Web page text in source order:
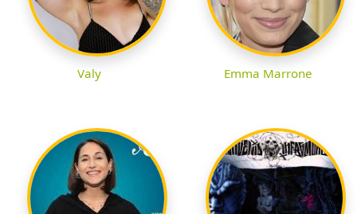
Valy Emma Marrone